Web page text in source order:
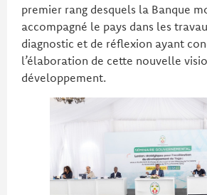
premier rang desquels la Banque
accompagné le pays dans les
diagnostic et de réflexion ayant
l’élaboration de cette nouvelle
développement.